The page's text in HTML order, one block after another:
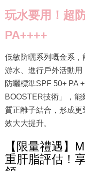
玩水要用！超
游水、進行戶外活動
防曬標準SPF 50+ PA
BOOSTER技術」，能
質正離子結合，形成
效大大提升。
【限量禮遇】
重肝脂評估！
領